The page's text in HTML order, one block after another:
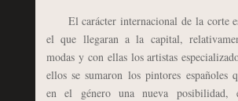
El carácter internacional de la corte
el que llegaran a la capital,
modas y con ellas los artistas
ellos se sumaron los pintores españoles
en el género una nueva posibilidad,